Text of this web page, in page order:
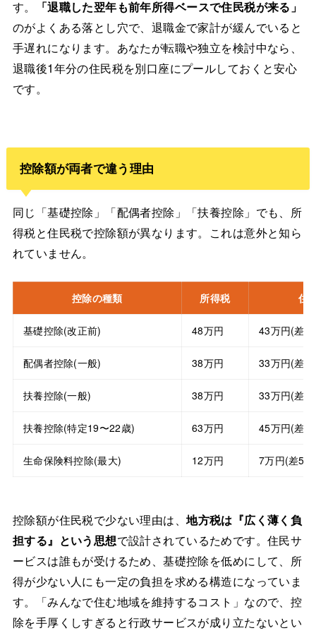
す。
「退職した翌年も前年所得ベースで住民税が来る」
のがよくある落とし穴で、退職金で家計が緩んでいると
手遅れになります。あなたが転職や独立を検討中なら、
退職後1年分の住民税を別口座にプールしておくと安心
です。
控除額が両者で違う理由
同じ「基礎控除」「配偶者控除」「扶養控除」でも、所
得税と住民税で控除額が異なります。これは意外と知ら
れていません。
控除の種類 所得税 住
基礎控除(改正前) 48万円 43万円(差5
配偶者控除(一般) 38万円 33万円(差5
扶養控除(一般) 38万円 33万円(差5
扶養控除(特定19〜22歳) 63万円 45万円(差
生命保険料控除(最大) 12万円 7万円(差5
控除額が住民税で少ない理由は、地方税は『広く薄く負
担する』という思想で設計されているためです。住民サ
ービスは誰もが受けるため、基礎控除を低めにして、所
得が少ない人にも一定の負担を求める構造になっていま
す。「みんなで住む地域を維持するコスト」なので、控
除を手厚くしすぎると行政サービスが成り立たないとい